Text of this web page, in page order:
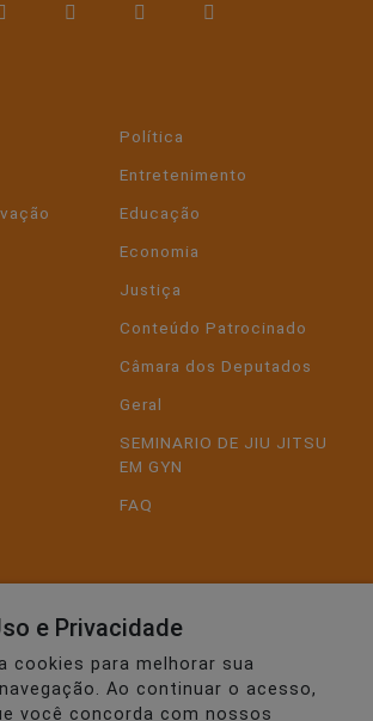
Política
Entretenimento
Educação
Economia
Justiça
Conteúdo Patrocinado
Câmara dos Deputados
Geral
SEMINARIO DE JIU JITSU
EM GYN
FAQ
Painel do Leitor
e Privacidade
cookies para melhorar sua
Ao continuar o acesso,
você concorda com nossos